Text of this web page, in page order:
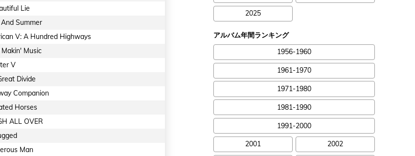
Lie
Summer
V: A Hundred Highways
Music
V
Divide
Companion
Horses
ALL OVER
Man
2025
アルバム年間ランキング
1956-1960
1961-1970
1971-1980
1981-1990
1991-2000
2001 2002